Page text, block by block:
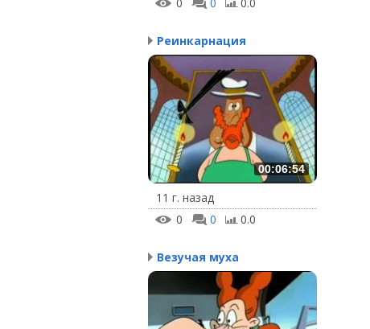
Реинкарнация
00:06:54
11 г. назад
0
0 0.0
Везучая муха